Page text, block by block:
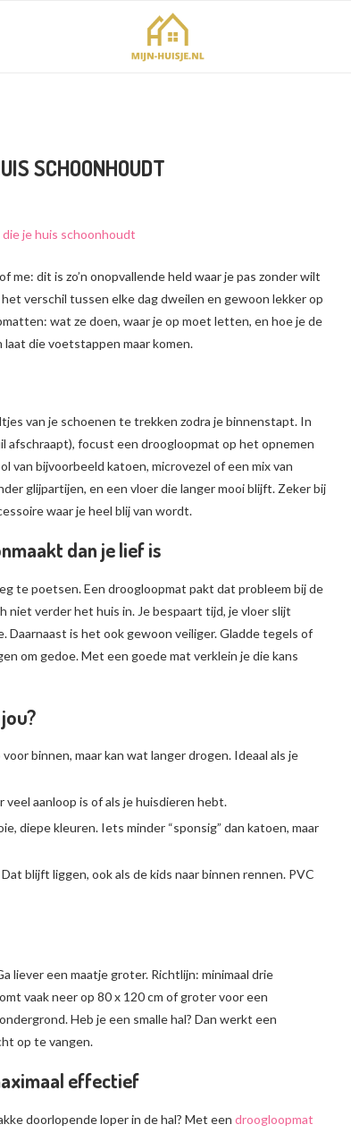
SCHOONHOUDT
dit is zo’n onopvallende held waar je pas zonder wilt
verschil tussen elke dag dweilen en gewoon lekker op
wat ze doen, waar je op moet letten, en hoe je de
die voetstappen maar komen.
van je schoenen te trekken zodra je binnenstapt. In
focust een droogloopmat op het opnemen
bijvoorbeeld katoen, microvezel of een mix van
glijpartijen, en een vloer die langer mooi blijft. Zeker bij
waar je heel blij van wordt.
dan je lief is
te poetsen. Een droogloopmat pakt dat probleem bij de
verder het huis in. Je bespaart tijd, je vloer slijt
is het ook gewoon veiliger. Gladde tegels of
om gedoe. Met een goede mat verklein je die kans
binnen, maar kan wat langer drogen. Ideaal als je
aanloop is of als je huisdieren hebt.
diepe kleuren. Iets minder “sponsig” dan katoen, maar
blijft liggen, ook als de kids naar binnen rennen. PVC
liever een maatje groter. Richtlijn: minimaal drie
vaak neer op 80 x 120 cm of groter voor een
Heb je een smalle hal? Dan werkt een
op te vangen.
effectief
doorlopende loper in de hal? Met een droogloopmat